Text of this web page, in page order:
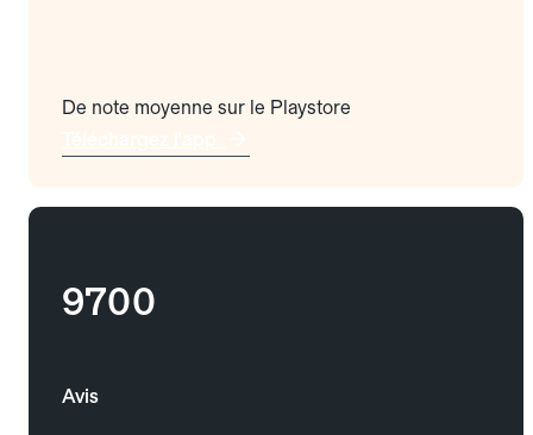
De note moyenne sur le Playstore
9700
Avis